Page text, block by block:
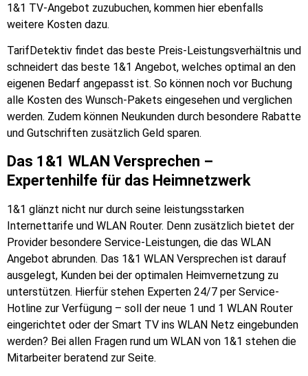
1&1 TV-Angebot zuzubuchen, kommen hier ebenfalls
weitere Kosten dazu.
TarifDetektiv findet das beste Preis-Leistungsverhältnis und
schneidert das beste 1&1 Angebot, welches optimal an den
eigenen Bedarf angepasst ist. So können noch vor Buchung
alle Kosten des Wunsch-Pakets eingesehen und verglichen
werden. Zudem können Neukunden durch besondere Rabatte
und Gutschriften zusätzlich Geld sparen.
Das 1&1 WLAN Versprechen –
Expertenhilfe für das Heimnetzwerk
1&1 glänzt nicht nur durch seine leistungsstarken
Internettarife und WLAN Router. Denn zusätzlich bietet der
Provider besondere Service-Leistungen, die das WLAN
Angebot abrunden. Das 1&1 WLAN Versprechen ist darauf
ausgelegt, Kunden bei der optimalen Heimvernetzung zu
unterstützen. Hierfür stehen Experten 24/7 per Service-
Hotline zur Verfügung – soll der neue 1 und 1 WLAN Router
eingerichtet oder der Smart TV ins WLAN Netz eingebunden
werden? Bei allen Fragen rund um WLAN von 1&1 stehen die
Mitarbeiter beratend zur Seite.